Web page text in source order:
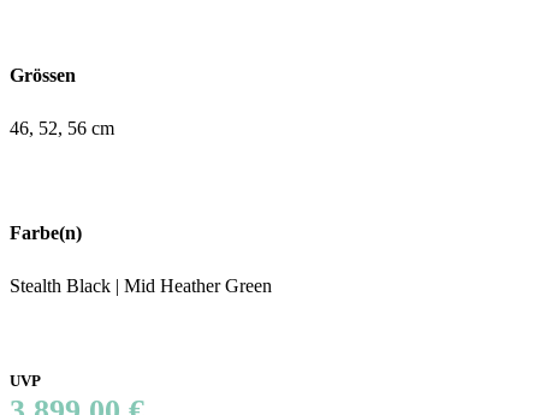
Grössen
46, 52, 56 cm
Farbe(n)
Stealth Black | Mid Heather Green
UVP